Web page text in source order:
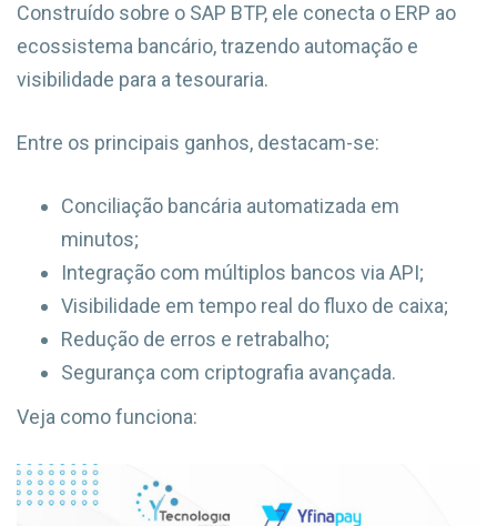
Construído sobre o SAP BTP, ele conecta o ERP ao
ecossistema bancário, trazendo automação e
visibilidade para a tesouraria.
Entre os principais ganhos, destacam-se:
Conciliação bancária automatizada em
minutos;
Integração com múltiplos bancos via API;
Visibilidade em tempo real do fluxo de caixa;
Redução de erros e retrabalho;
Segurança com criptografia avançada.
Veja como funciona: